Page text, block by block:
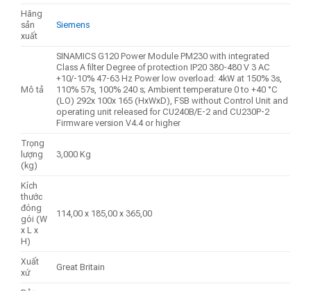
Hãng
sản
xuất
Siemens
Mô tả
SINAMICS G120 Power Module PM230 with integrated
Class A filter Degree of protection IP20 380-480 V 3 AC
+10/-10% 47-63 Hz Power low overload: 4kW at 150% 3s,
110% 57s, 100% 240 s; Ambient temperature 0 to +40 °C
(LO) 292x 100x 165 (HxWxD), FSB without Control Unit and
operating unit released for CU240B/E-2 and CU230P-2
Firmware version V4.4 or higher
Trọng
lượng
(kg)
3,000 Kg
Kích
thước
đóng
gói (W
x L x
H)
114,00 x 185,00 x 365,00
Xuất
xứ
Great Britain